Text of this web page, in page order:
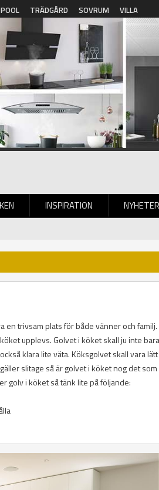
POOL TRÄDGÅRD SOVRUM VILLA
INSPIRATION NYHETER
en trivsam plats för både vänner och
upplevs. Golvet i köket skall ju inte
klara lite väta. Köksgolvet skall vara
slitage så är golvet i köket nog det
golv i köket så tänk lite på följande: